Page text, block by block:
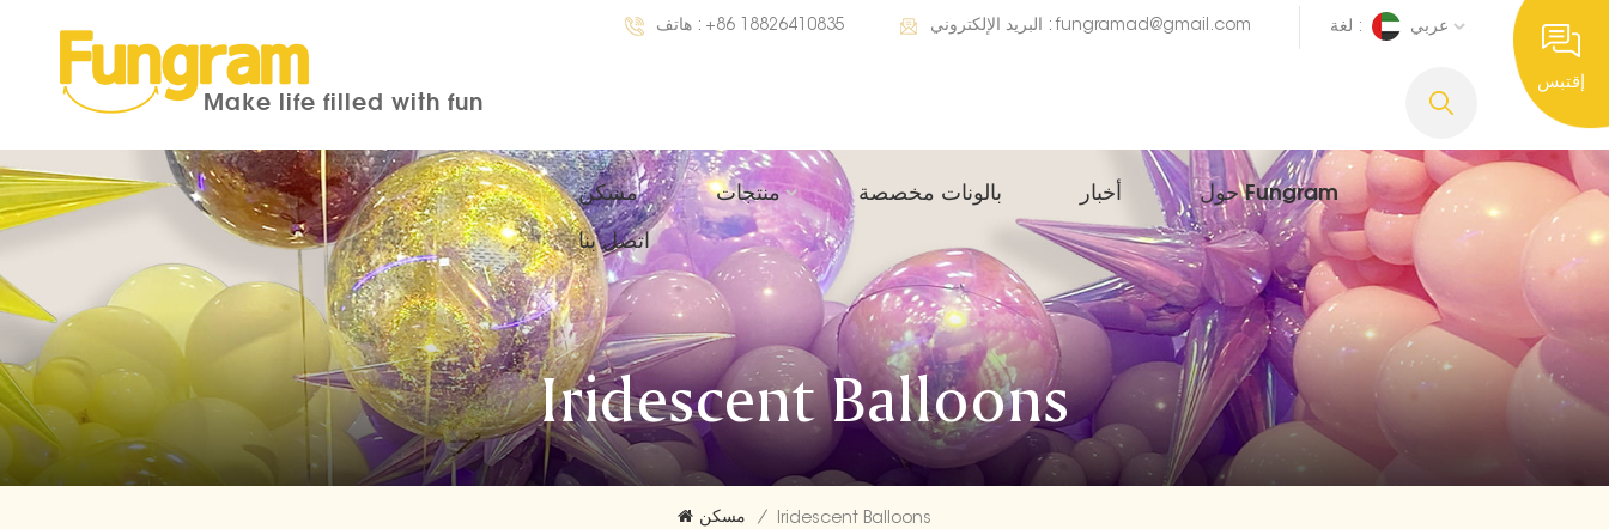
إقتبس
لغة : عربي هاتف : +86 18826410835 البريد الإلكتروني :fungramad@gmail.com
مسكن منتجات بالونات مخصصة أخبار
حول Fungram
اتصل بنا
Make life filled with fun
Iridescent Balloons
مسكن / Iridescent Balloons